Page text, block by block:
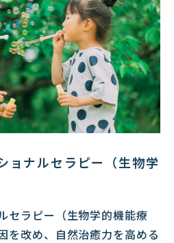
ョナルセラピー（生物学
セラピー（生物学的機能療
を改め、自然治癒力を高める